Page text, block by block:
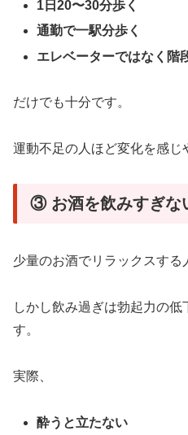
1日20〜30分歩く
通勤で一駅分歩く
エレベーターではなく階
だけでも十分です。
運動不足の人ほど変化を感じ
③ お酒を飲みすぎな
少量のお酒でリラックスする
しかし飲み過ぎは勃起力の低
す。
実際、
酔うと立たない